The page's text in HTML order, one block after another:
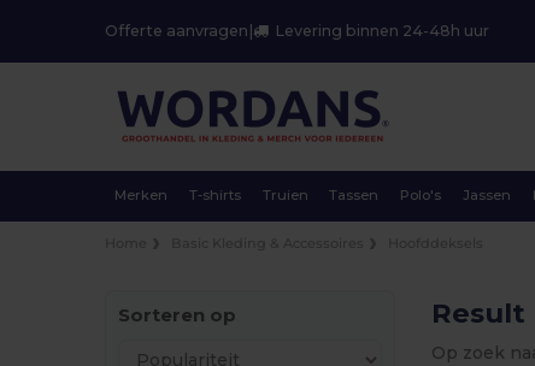
Offerte aanvragen Levering binnen 24-48h uur
Merken T-shirts Truien Tassen Polo's Jassen
Sorteren op Result
Op zoek